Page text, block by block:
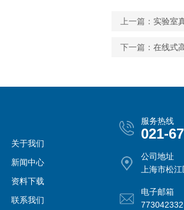
上一篇： 实验室
下一篇： 在线式
关于我们
新闻中心
资料下载
联系我们
服务热线
021-
公司地址
上海市松
电子邮箱